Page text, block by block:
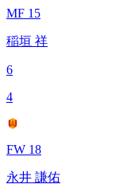
MF 15
稲垣 祥
6
4
FW 18
永井 謙佑